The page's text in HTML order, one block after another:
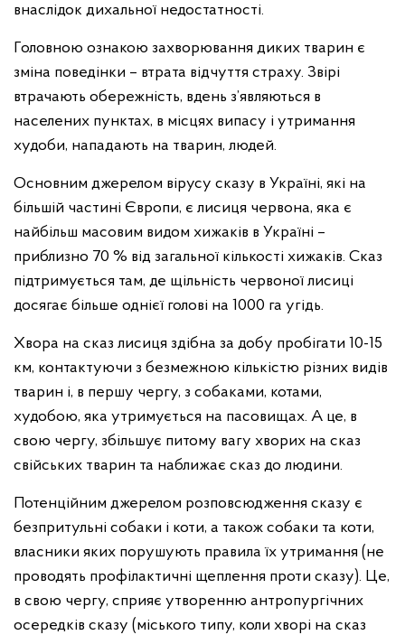
внаслідок дихальної недостатності.
Головною ознакою захворювання диких тварин є
зміна поведінки – втрата відчуття страху. Звірі
втрачають обережність, вдень з’являються в
населених пунктах, в місцях випасу і утримання
худоби, нападають на тварин, людей.
Основним джерелом вірусу сказу в Україні, які на
більшій частині Європи, є лисиця червона, яка є
найбільш масовим видом хижаків в Україні –
приблизно 70 % від загальної кількості хижаків. Сказ
підтримується там, де щільність червоної лисиці
досягає більше однієї голові на 1000 га угідь.
Хвора на сказ лисиця здібна за добу пробігати 10-15
км, контактуючи з безмежною кількістю різних видів
тварин і, в першу чергу, з собаками, котами,
худобою, яка утримується на пасовищах. А це, в
свою чергу, збільшує питому вагу хворих на сказ
свійських тварин та наближає сказ до людини.
Потенційним джерелом розповсюдження сказу є
безпритульні собаки і коти, а також собаки та коти,
власники яких порушують правила їх утримання (не
проводять профілактичні щеплення проти сказу). Це,
в свою чергу, сприяє утворенню антропургічних
осередків сказу (міського типу, коли хворі на сказ